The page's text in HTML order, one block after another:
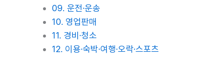
09. 운전·운송
10. 영업판매
11. 경비·청소
12. 이용·숙박·여행·오락·스포츠